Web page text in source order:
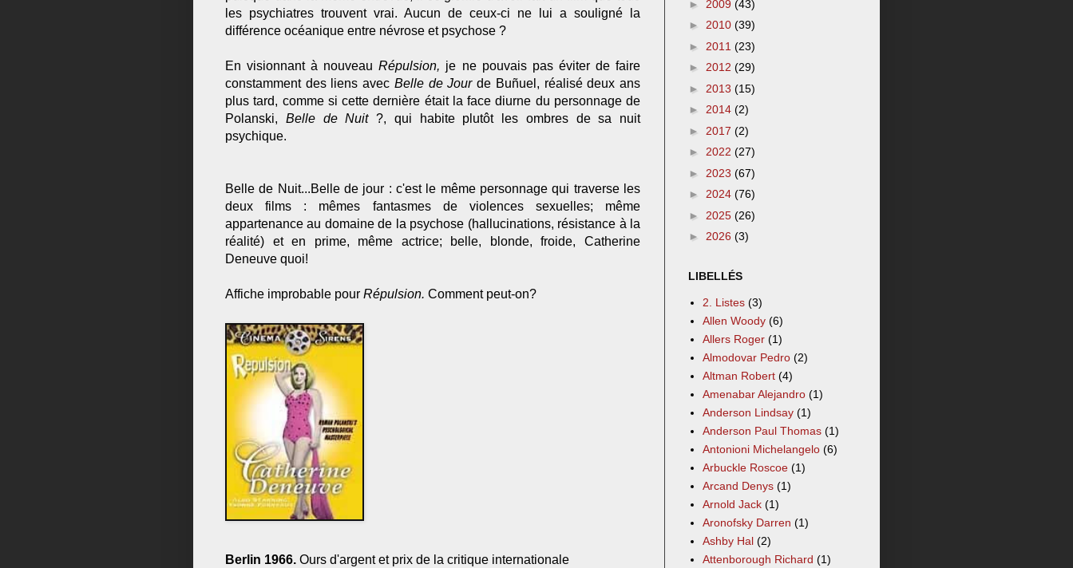
les psychiatres trouvent vrai. Aucun de ceux-ci ne lui a souligné la
différence océanique entre névrose et psychose ?
En visionnant à nouveauRépulsion, je ne pouvais pas éviter de faire
constamment des liens avec Belle de Jourde Buñuel, réalisé deux ans
plus tard, comme si cette dernière était la face diurne du personnage de
Polanski, Belle de Nuit ?, qui habite plutôt les ombres de sa nuit
psychique.
Belle de Nuit...Belle de jour : c'est le même personnage qui traverse les
deux films : mêmes fantasmes de violences sexuelles; même
appartenance au domaine de la psychose (hallucinations, résistance à la
réalité) et en prime, même actrice; belle, blonde, froide, Catherine
Deneuve quoi!
Affiche improbable pour Répulsion. Comment peut-on?
Berlin 1966. Ours d'argent et prix de la critique internationale
► 2009 (43)
► 2010 (39)
► 2011 (23)
► 2012 (29)
► 2013 (15)
► 2014 (2)
► 2017 (2)
► 2022 (27)
► 2023 (67)
► 2024 (76)
► 2025 (26)
► 2026 (3)
LIBELLÉS
2. Listes (3)
Allen Woody (6)
Allers Roger (1)
Almodovar Pedro (2)
Altman Robert (4)
Amenabar Alejandro (1)
Anderson Lindsay (1)
Anderson Paul Thomas (1)
Antonioni Michelangelo (6)
Arbuckle Roscoe (1)
Arcand Denys (1)
Arnold Jack (1)
Aronofsky Darren (1)
Ashby Hal (2)
Attenborough Richard (1)